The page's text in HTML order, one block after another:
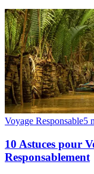
Voyage Responsable5
10 Astuces pour
Responsablement